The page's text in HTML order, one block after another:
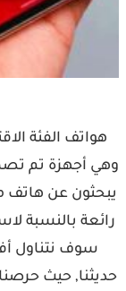
هواتف الفئة
وهي أجهزة تم
يبحثون عن هاتف
رائعة بالنسبة
حديثنا, حيث